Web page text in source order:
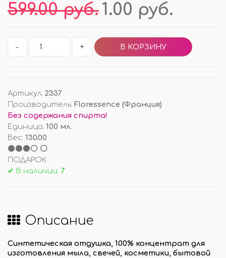
599.00 руб.1.00 руб.
- +
Артикул: 2337
Производитель: Floressence (Франция)
Без содержания спирта!
Единица: 100 мл.
Вес: 130.00
⚫⚫⚫⚪ ⚪
ПОДАРОК
✔ В наличии: 7
Описание
Синтетическая отдушка, 100% концентрат для
изготовления мыла, свечей, косметики, бытовой